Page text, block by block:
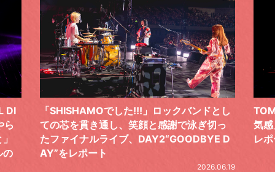
DI
ら
の
「SHISHAMOでした!!!」ロックバンドとし
ての芯を貫き通し、笑顔と感謝で泳ぎ切っ
たファイナルライブ、DAY2“GOODBYE D
AY”をレポート
2026.06.19
気
レ